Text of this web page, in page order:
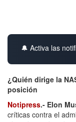
🔔 Activa las
¿Quién dirige la
posición
Notipress.- Elon
críticas contra el